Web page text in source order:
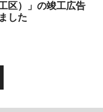
区）」の竣工広告
した